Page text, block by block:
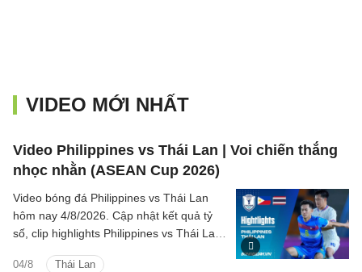
VIDEO MỚI NHẤT
Video Philippines vs Thái Lan | Voi chiến thắng
nhọc nhằn (ASEAN Cup 2026)
04/8 Thái Lan
Video bóng đá Philippines vs Thái Lan
hôm nay 4/8/2026. Cập nhật kết quả tỷ
số, clip highlights Philippines vs Thái Lan
huống trên sân.